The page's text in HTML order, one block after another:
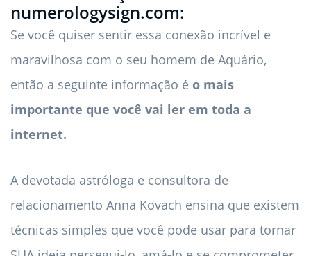
numerologysign.com:
Se você quiser sentir essa conexão incrível e
maravilhosa com o seu homem de Aquário,
então a seguinte informação é o mais
importante que você vai ler em toda a
internet.
A devotada astróloga e consultora de
relacionamento Anna Kovach ensina que existem
técnicas simples que você pode usar para tornar